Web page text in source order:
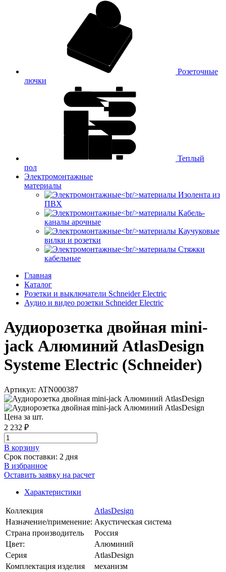
Розеточные
лючки
Теплый
пол
Электромонтажные
материалы
Изолента из
ПВХ
Кабель-
каналы арочные
Каучуковые
вилки и розетки
Стяжки
кабельные
Главная
Каталог
Розетки и выключатели Schneider Electric
Аудио и видео розетки Schneider Electric
Аудиорозетка двойная mini-
jack Алюминий AtlasDesign
Systeme Electric (Schneider)
Артикул: ATN000387
Цена за шт.
2 232 ₽
В корзинy
Срок поставки: 2 дня
В избранное
Оставить заявку на расчет
Характеристики
Коллекция
AtlasDesign
Назначение/применение: Акустическая система
Страна производитель
Россия
Цвет:
Алюминий
Серия
AtlasDesign
Комплектация изделия
механизм